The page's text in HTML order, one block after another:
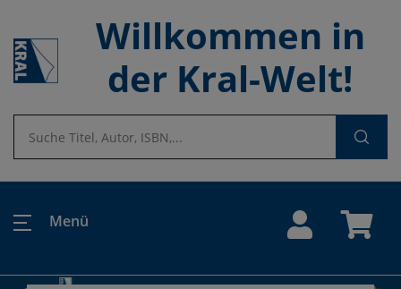
Willkommen in
der Kral-Welt!
Menü